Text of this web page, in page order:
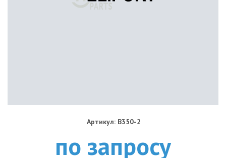
Артикул: B350-2
по запросу